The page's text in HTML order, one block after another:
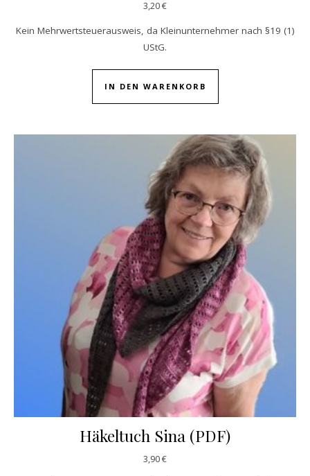
3,20€
Kein Mehrwertsteuerausweis, da Kleinunternehmer nach §19 (1)
UStG.
IN DEN WARENKORB
Häkeltuch Sina (PDF)
3,90€